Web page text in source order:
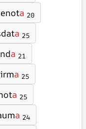
a 20
a 25
a 21
a 25
a 25
a 24